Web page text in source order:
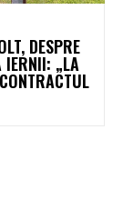
DESPRE
IERNII: „LA